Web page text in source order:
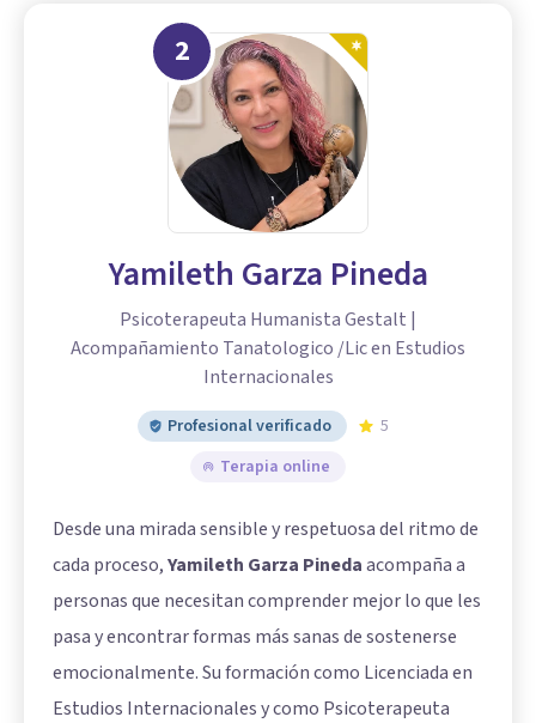
2
Yamileth Garza Pineda
Psicoterapeuta Humanista Gestalt |
Acompañamiento Tanatologico /Lic en Estudios
Internacionales
Profesional verificado
5
Terapia online
Desde una mirada sensible y respetuosa del ritmo de
cada proceso,Yamileth Garza Pinedaacompaña a
personas que necesitan comprender mejor lo que les
pasa y encontrar formas más sanas de sostenerse
emocionalmente. Su formación como Licenciada en
Estudios Internacionales y como Psicoterapeuta